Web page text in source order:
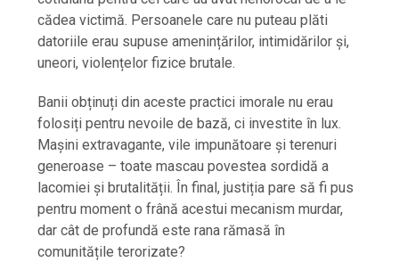
cădea victimă. Persoanele care nu puteau plăti
datoriile erau supuse amenințărilor, intimidărilor și,
uneori, violențelor fizice brutale.
Banii obținuți din aceste practici imorale nu erau
folosiți pentru nevoile de bază, ci investite în lux.
Mașini extravagante, vile impunătoare și terenuri
generoase – toate mascau povestea sordidă a
lacomiei și brutalității. În final, justiția pare să fi pus
pentru moment o frână acestui mecanism murdar,
dar cât de profundă este rana rămasă în
comunitățile terorizate?